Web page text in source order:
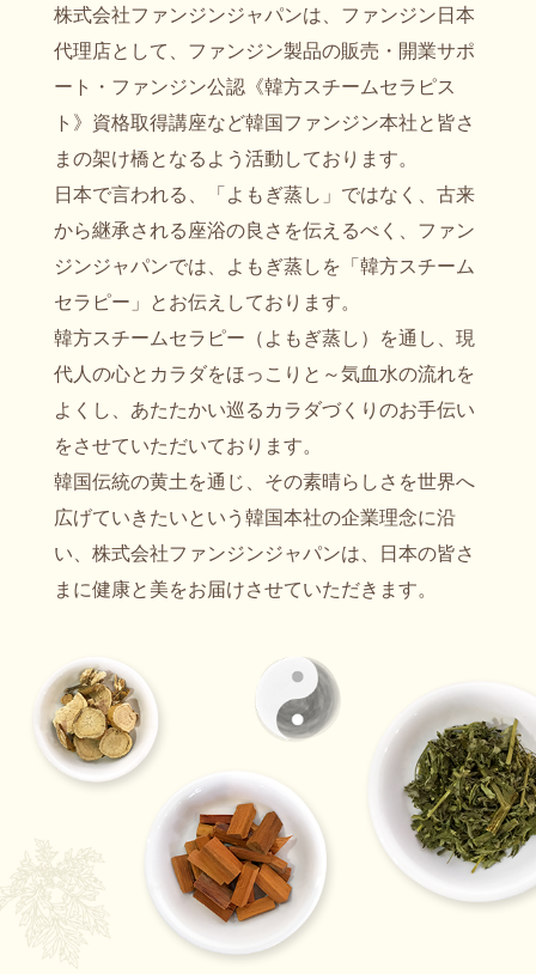
株式会社ファンジンジャパンは、ファンジン日本
代理店として、ファンジン製品の販売・開業サポ
ート・ファンジン公認《韓方スチームセラピス
ト》資格取得講座など韓国ファンジン本社と皆さ
まの架け橋となるよう活動しております。
日本で言われる、「よもぎ蒸し」ではなく、古来
から継承される座浴の良さを伝えるべく、ファン
ジンジャパンでは、よもぎ蒸しを「韓方スチーム
セラピー」とお伝えしております。
韓方スチームセラピー（よもぎ蒸し）を通し、現
代人の心とカラダをほっこりと～気血水の流れを
よくし、あたたかい巡るカラダづくりのお手伝い
をさせていただいております。
韓国伝統の黄土を通じ、その素晴らしさを世界へ
広げていきたいという韓国本社の企業理念に沿
い、株式会社ファンジンジャパンは、日本の皆さ
まに健康と美をお届けさせていただきます。